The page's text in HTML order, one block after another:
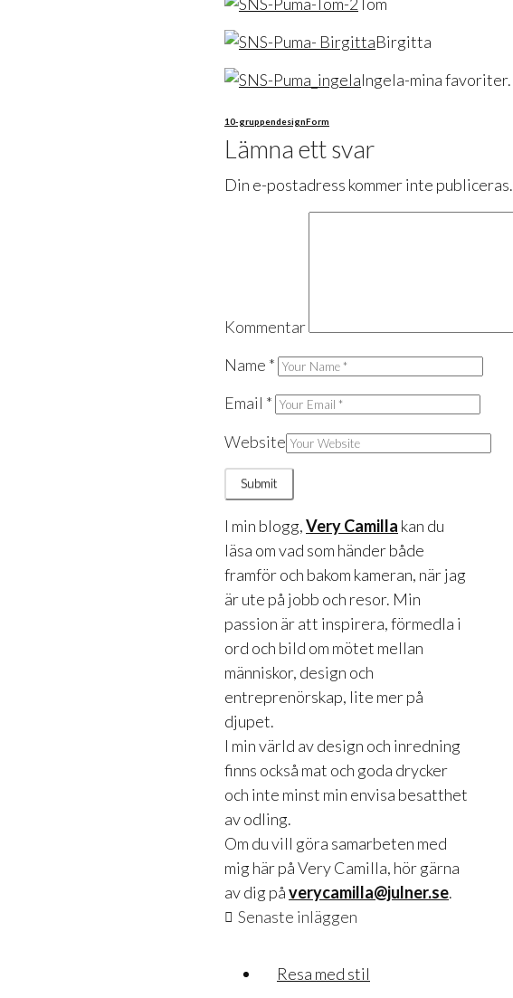
Birgitta
Ingela-mina favoriter.
10-gruppendesignForm
Lämna ett svar
Din e-postadress kommer inte publiceras.
Kommentar
Name *
Email *
Website
I min blogg,Very Camilla kan du
läsa om vad som händer både
framför och bakom kameran, när jag
är ute på jobb och resor. Min
passion är att inspirera, förmedla i
ord och bild om mötet mellan
människor, design och
entreprenörskap, lite mer på
djupet.
I min värld av design och inredning
finns också mat och goda drycker
och inte minst min envisa besatthet
av odling.
Om du vill göra samarbeten med
mig här på Very Camilla, hör gärna
av dig påverycamilla@julner.se.
Senaste inläggen
Resa med stil